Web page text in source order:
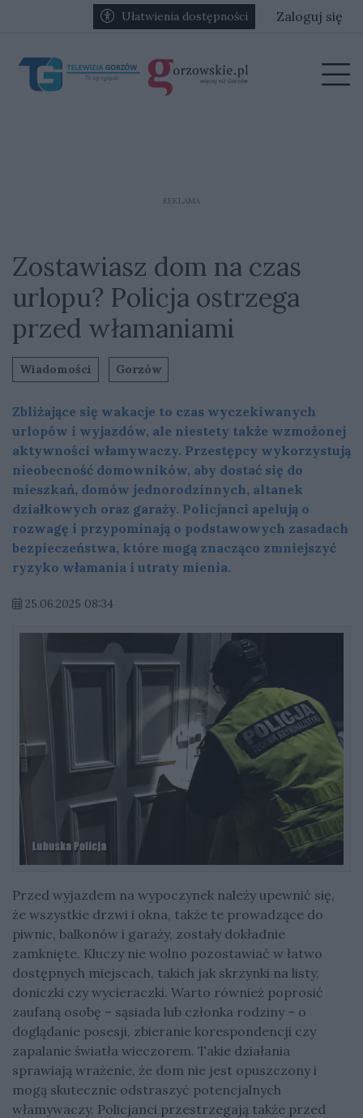
Przejdź do głównych treści
Przejdź do głównego menuUłatwienia dostępności Zaloguj się
REKLAMA
Zostawiasz dom na czas
urlopu? Policja ostrzega
przed włamaniami
Wiadomości Gorzów
Zbliżające się wakacje to czas wyczekiwanych
urlopów i wyjazdów, ale niestety także wzmożonej
aktywności włamywaczy. Przestępcy wykorzystują
nieobecność domowników, aby dostać się do
mieszkań, domów jednorodzinnych, altanek
działkowych oraz garaży. Policjanci apelują o
rozwagę i przypominają o podstawowych zasadach
bezpieczeństwa, które mogą znacząco zmniejszyć
ryzyko włamania i utraty mienia.
25.06.2025 08:34
Przed wyjazdem na wypoczynek należy upewnić się,
że wszystkie drzwi i okna, także te prowadzące do
piwnic, balkonów i garaży, zostały dokładnie
zamknięte. Kluczy nie wolno pozostawiać w łatwo
dostępnych miejscach, takich jak skrzynki na listy,
doniczki czy wycieraczki. Warto również poprosić
zaufaną osobę – sąsiada lub członka rodziny – o
doglądanie posesji, zbieranie korespondencji czy
zapalanie światła wieczorem. Takie działania
sprawiają wrażenie, że dom nie jest opuszczony i
mogą skutecznie odstraszyć potencjalnych
włamywaczy. Policjanci przestrzegają także przed